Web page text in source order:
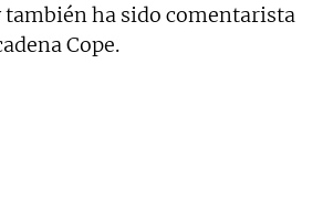
ha sido comentarista
Cope.